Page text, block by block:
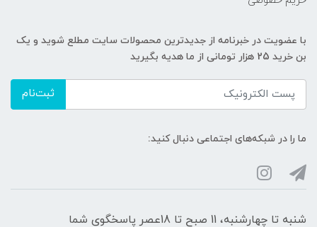
با عضویت در خبرنامه از جدیدترین محصولات سایت مطلع شوید و یک
بن خرید 25 هزار تومانی از ما هدیه بگیرید
ثبت‌نام
ما را در شبکه‌های اجتماعی دنبال کنید:
شنبه تا چهارشنبه، 11 صبح تا 18عصر پاسخگوی شما